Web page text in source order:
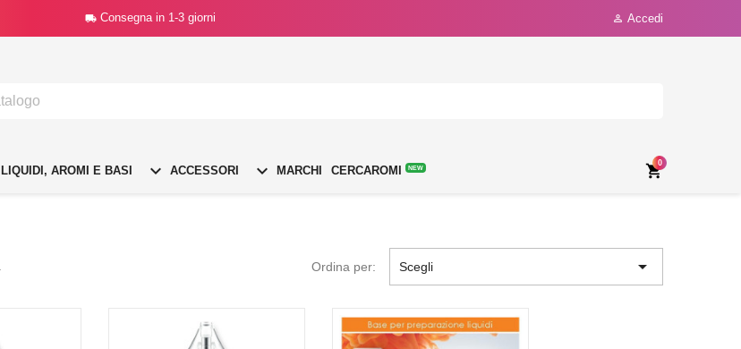
 Consegna in 1-3 giorni  Accedi
LIQUIDI, AROMI E BASI  ACCESSORI  MARCHI CERCAROMI NEW 
0
Ordina per: Scegli 